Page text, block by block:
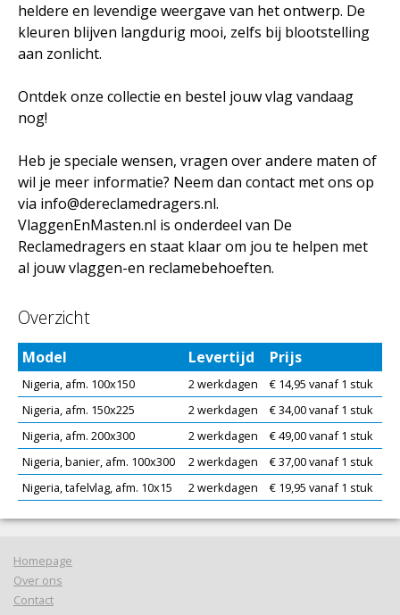
heldere en levendige weergave van het ontwerp. De
kleuren blijven langdurig mooi, zelfs bij blootstelling
aan zonlicht.
Ontdek onze collectie en bestel jouw vlag vandaag
nog!
Heb je speciale wensen, vragen over andere maten of
wil je meer informatie? Neem dan contact met ons op
via info@dereclamedragers.nl.
VlaggenEnMasten.nl is onderdeel van De
Reclamedragers en staat klaar om jou te helpen met
al jouw vlaggen-en reclamebehoeften.
Overzicht
Model Levertijd Prijs
Nigeria, afm. 100x150 2 werkdagen
€ 14,95 vanaf 1 stuk
Nigeria, afm. 150x225
2 werkdagen
€ 34,00 vanaf 1 stuk
Nigeria, afm. 200x300
2 werkdagen
€ 49,00 vanaf 1 stuk
Nigeria, banier, afm. 100x300
2 werkdagen
€ 37,00 vanaf 1 stuk
Nigeria, tafelvlag, afm. 10x15
2 werkdagen € 19,95 vanaf 1 stuk
Homepage
Over ons
Contact